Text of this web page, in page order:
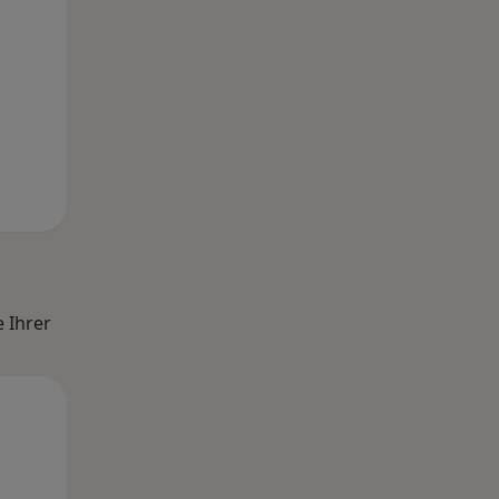
Ihrer